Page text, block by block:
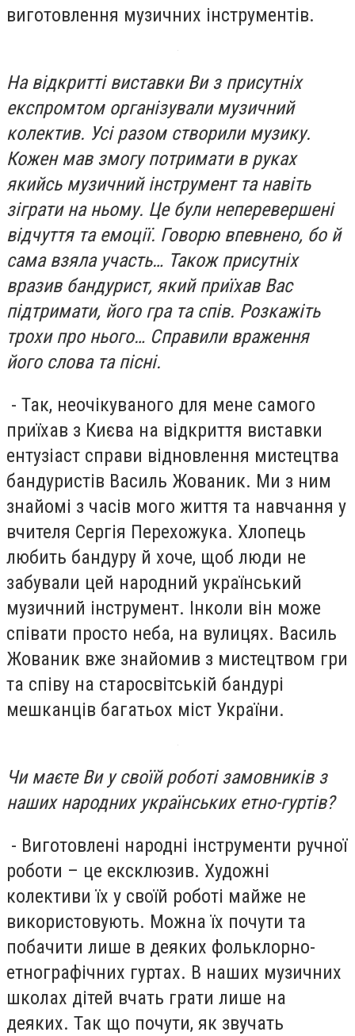
виготовлення музичних інструментів.
На відкритті виставки Ви з присутніх
експромтом організували музичний
колектив. Усі разом створили музику.
Кожен мав змогу потримати в руках
якийсь музичний інструмент та навіть
зіграти на ньому. Це були неперевершені
відчуття та емоції. Говорю впевнено, бо й
сама взяла участь… Також присутніх
вразив бандурист, який приїхав Вас
підтримати, його гра та спів. Розкажіть
трохи про нього… Справили враження
його слова та пісні.
- Так, неочікуваного для мене самого
приїхав з Києва на відкриття виставки
ентузіаст справи відновлення мистецтва
бандуристів Василь Жованик. Ми з ним
знайомі з часів мого життя та навчання у
вчителя Сергія Перехожука. Хлопець
любить бандуру й хоче, щоб люди не
забували цей народний український
музичний інструмент. Інколи він може
співати просто неба, на вулицях. Василь
Жованик вже знайомив з мистецтвом гри
та співу на старосвітській бандурі
мешканців багатьох міст України.
Чи маєте Ви у своїй роботі замовників з
наших народних українських етно-гуртів?
- Виготовлені народні інструменти ручної
роботи – це ексклюзив. Художні
колективи їх у своїй роботі майже не
використовують. Можна їх почути та
побачити лише в деяких фольклорно-
етнографічних гуртах. В наших музичних
школах дітей вчать грати лише на
деяких. Так що почути, як звучать